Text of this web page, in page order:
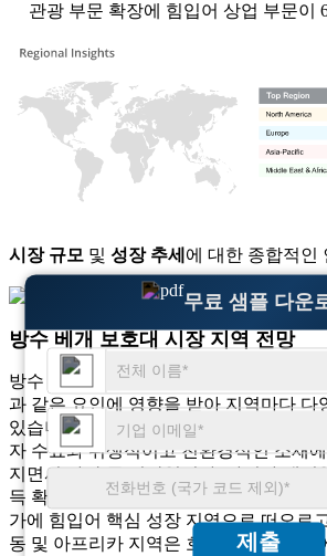
무료 샘플 다운
제출
관광 부문 확장에 힘입어 상업 부문이
시장 규모 및 성장 추세 에 대한 종합적인
무료 샘플 다운로드
방수 베개 보호대 시장 지역 전망
방수 베개 보호 장치 시장은 경제 상황,
과 같은 요인에 영향을 받아 지역마다 다
있습니다. 북미와 유럽은 고품질 침구 제
자 수요와 위생적이고 친환경적인 소재
지면서 가장 큰 시장입니다. 아시아 태평
득 확대, 건강 및 위생에 대한 인식 제고,
가에 힘입어 핵심 ​​성장 지역으로 떠오르
동 및 아프리카 지역은 호텔과 의료 시설